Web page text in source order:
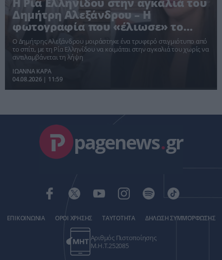
Δημήτρη Αλεξάνδρου – Η
φωτογραφία που «έλιωσε» το
Instagram
Ο Δημήτρης Αλεξάνδρου μοιράστηκε ένα τρυφερό στιγμιότυπο από
το σπίτι, με τη Ρία Ελληνίδου να κοιμάται στην αγκαλιά του χωρίς να
αντιλαμβάνεται τη λήψη
ΙΩΑΝΝΑ ΚΑΡΑ
04.08.2026 | 11:59
pagenews.gr
ΕΠΙΚΟΙΝΩΝΙΑ ΟΡΟΙ ΧΡΗΣΗΣ ΤΑΥΤΟΤΗΤΑ ΔΗΛΩΣΗ ΣΥΜΜΟΡΦΩΣΗΣ
Αριθμός Πιστοποίησης
Μ.Η.Τ.252085